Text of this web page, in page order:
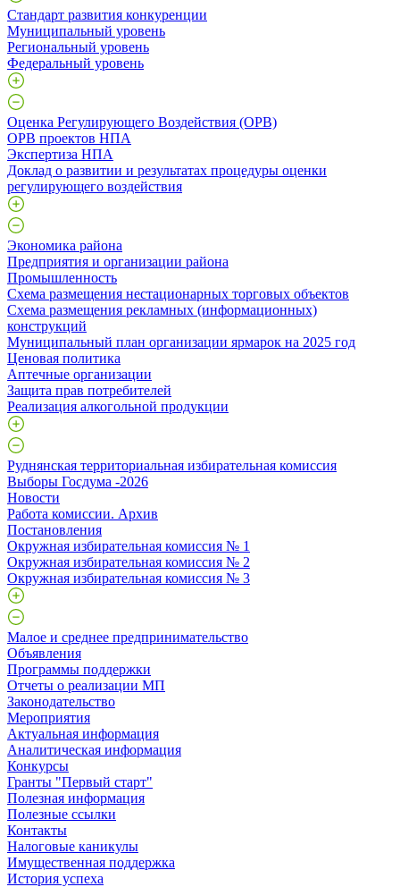
Стандарт развития конкуренции
Муниципальный уровень
Региональный уровень
Федеральный уровень
Оценка Регулирующего Воздействия (ОРВ)
ОРВ проектов НПА
Экспертиза НПА
Доклад о развитии и результатах процедуры оценки
регулирующего воздействия
Экономика района
Предприятия и организации района
Промышленность
Схема размещения нестационарных торговых объектов
Схема размещения рекламных (информационных)
конструкций
Муниципальный план организации ярмарок на 2025 год
Ценовая политика
Аптечные организации
Защита прав потребителей
Реализация алкогольной продукции
Руднянская территориальная избирательная комиссия
Выборы Госдума -2026
Новости
Работа комиссии. Архив
Постановления
Окружная избирательная комиссия № 1
Окружная избирательная комиссия № 2
Окружная избирательная комиссия № 3
Малое и среднее предпринимательство
Объявления
Программы поддержки
Отчеты о реализации МП
Законодательство
Мероприятия
Актуальная информация
Аналитическая информация
Конкурсы
Гранты "Первый старт"
Полезная информация
Полезные ссылки
Контакты
Налоговые каникулы
Имущественная поддержка
История успеха